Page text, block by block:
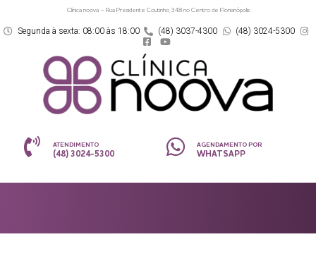
Clínica noova – Rua Presidente Coutinho, 348 no Centro de Florianópolis
Segunda à sexta: 08:00 às 18:00 (48) 3037-4300 (48) 3024-5300
ATENDIMENTO
(48) 3024-5300
AGENDAMENTO POR
WHATSAPP